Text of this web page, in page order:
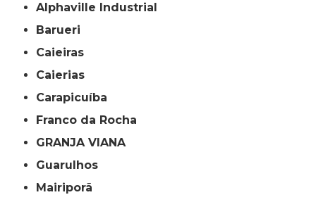
Alphaville Industrial
Barueri
Caieiras
Caierias
Carapicuíba
Franco da Rocha
GRANJA VIANA
Guarulhos
Mairiporã